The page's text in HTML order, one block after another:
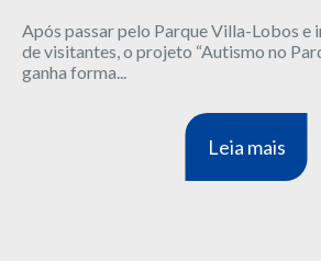
Após passar pelo Parque Villa-Lobos e
de visitantes, o projeto “Autismo no
ganha forma...
Leia mais